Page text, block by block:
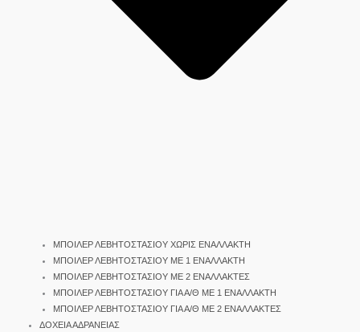
ΜΠΟΙΛΕΡ ΛΕΒΗΤΟΣΤΑΣΙΟΥ ΧΩΡΙΣ ΕΝΑΛΛΑΚΤΗ
ΜΠΟΙΛΕΡ ΛΕΒΗΤΟΣΤΑΣΙΟΥ ΜΕ 1 ΕΝΑΛΛΑΚΤΗ
ΜΠΟΙΛΕΡ ΛΕΒΗΤΟΣΤΑΣΙΟΥ ΜΕ 2 ΕΝΑΛΛΑΚΤΕΣ
ΜΠΟΙΛΕΡ ΛΕΒΗΤΟΣΤΑΣΙΟΥ ΓΙΑ Α/Θ ΜΕ 1 ΕΝΑΛΛΑΚΤΗ
ΜΠΟΙΛΕΡ ΛΕΒΗΤΟΣΤΑΣΙΟΥ ΓΙΑ Α/Θ ΜΕ 2 ΕΝΑΛΛΑΚΤΕΣ
ΔΟΧΕΙΑ ΑΔΡΑΝΕΙΑΣ